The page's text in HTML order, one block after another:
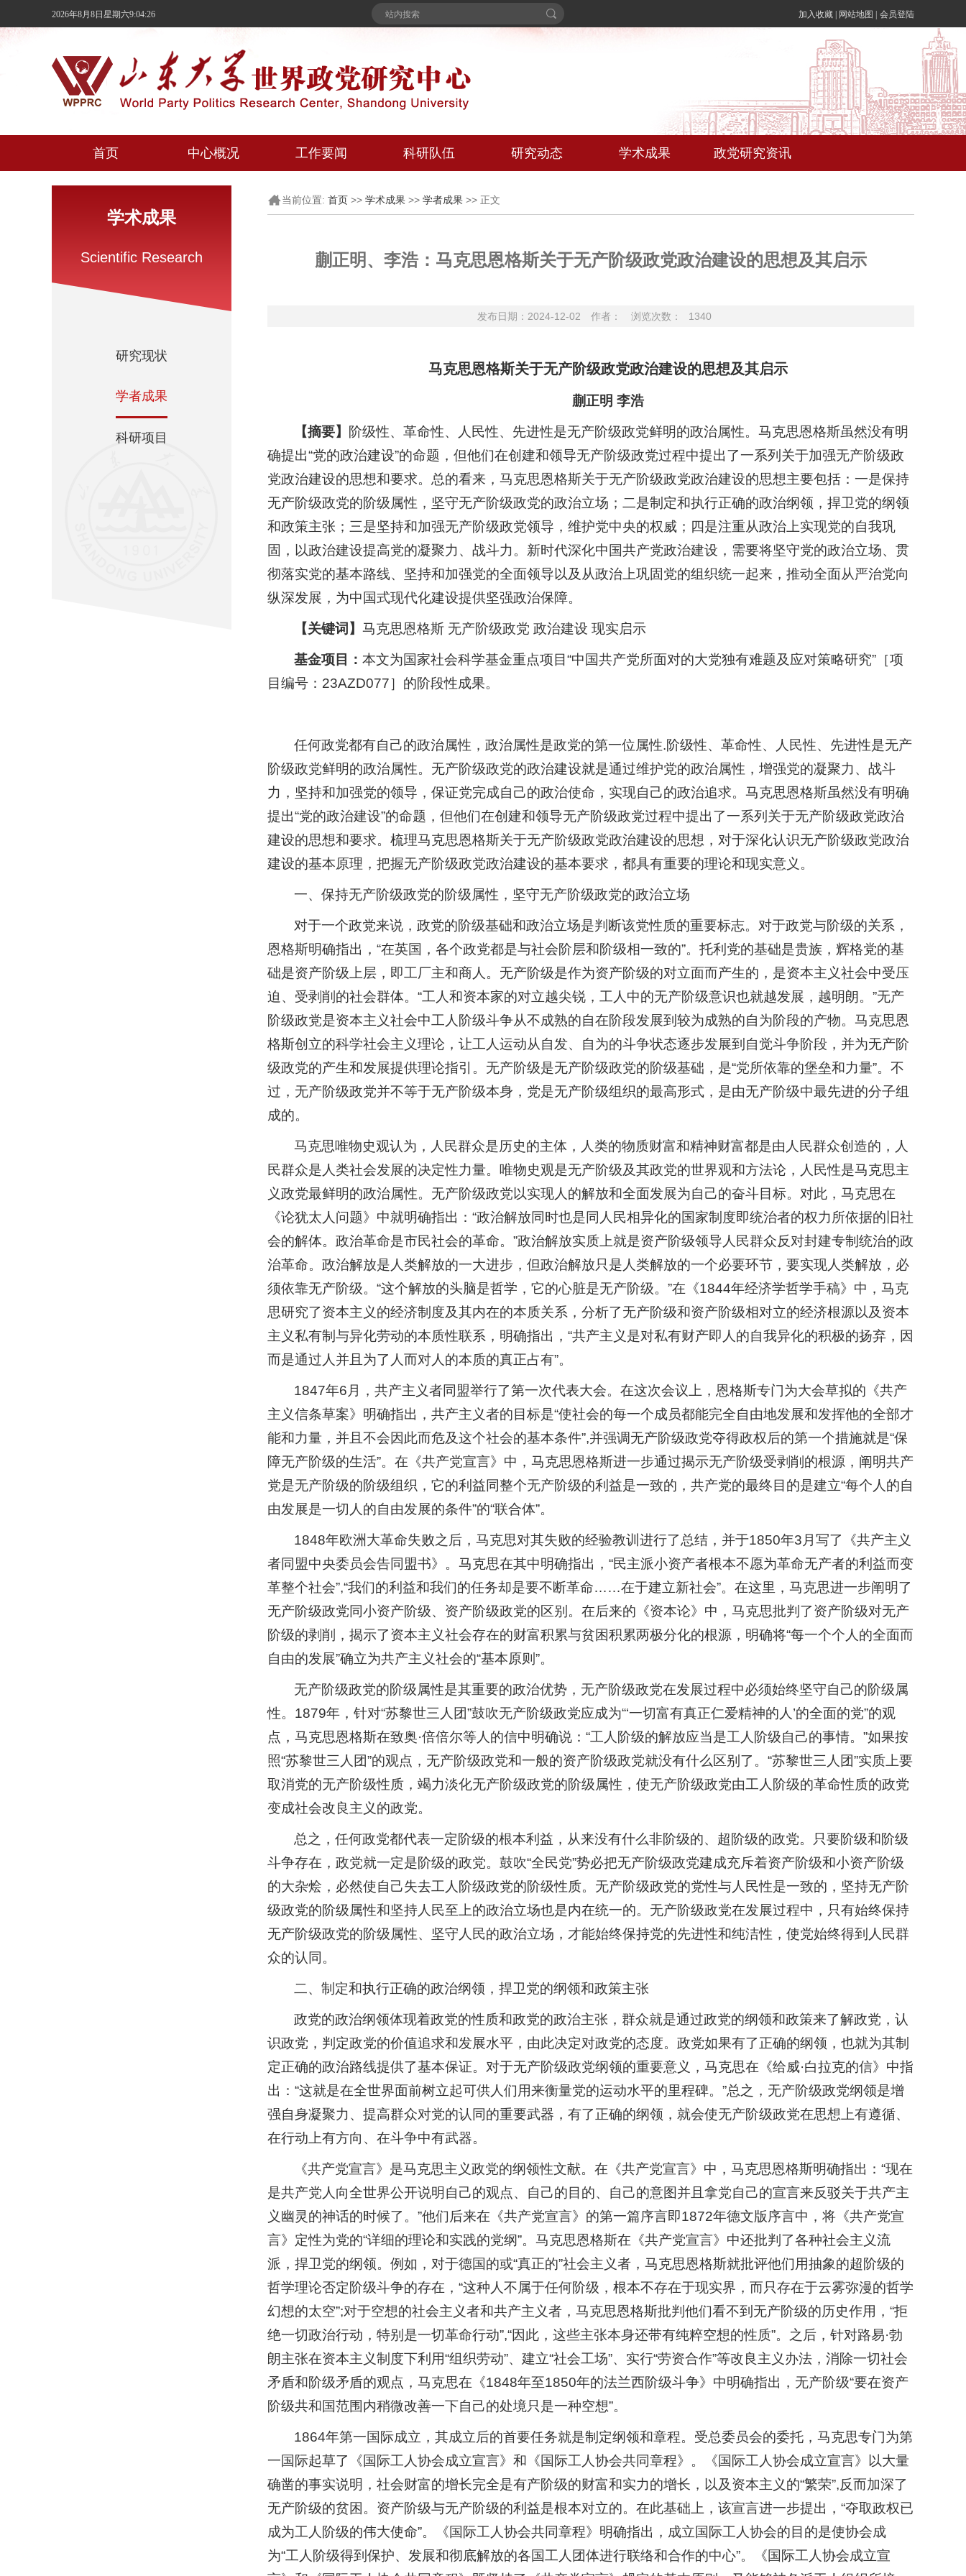
2026年8月8日星期六9:04:27 加入收藏 | 网站地图 | 会员登陆
首页 中心概况 工作要闻 科研队伍 研究动态 学术成果 政党研究资讯
学术成果
Scientific Research
研究现状
学者成果
科研项目
当前位置: 首页 >> 学术成果 >> 学者成果 >> 正文
蒯正明、李浩：马克思恩格斯关于无产阶级政党政治建设的思想及其启示
发布日期：2024-12-02 作者： 浏览次数： 1340
马克思恩格斯关于无产阶级政党政治建设的思想及其启示
蒯正明 李浩
【摘要】 阶级性、革命性、人民性、先进性是无产阶级政党鲜明的政治属性。马克思恩格斯虽然没有明
确提出“党的政治建设”的命题，但他们在创建和领导无产阶级政党过程中提出了一系列关于加强无产阶级政
党政治建设的思想和要求。总的看来，马克思恩格斯关于无产阶级政党政治建设的思想主要包括：一是保持
无产阶级政党的阶级属性，坚守无产阶级政党的政治立场；二是制定和执行正确的政治纲领，捍卫党的纲领
和政策主张；三是坚持和加强无产阶级政党领导，维护党中央的权威；四是注重从政治上实现党的自我巩
固，以政治建设提高党的凝聚力、战斗力。新时代深化中国共产党政治建设，需要将坚守党的政治立场、贯
彻落实党的基本路线、坚持和加强党的全面领导以及从政治上巩固党的组织统一起来，推动全面从严治党向
纵深发展，为中国式现代化建设提供坚强政治保障。
【关键词 】马克思恩格斯 无产阶级政党 政治建设 现实启示
基金项目：本文为国家社会科学基金重点项目“中国共产党所面对的大党独有难题及应对策略研究”［项
目编号：23AZD077］的阶段性成果。
任何政党都有自己的政治属性，政治属性是政党的第一位属性.阶级性、革命性、人民性、先进性是无产
阶级政党鲜明的政治属性。无产阶级政党的政治建设就是通过维护党的政治属性，增强党的凝聚力、战斗
力，坚持和加强党的领导，保证党完成自己的政治使命，实现自己的政治追求。马克思恩格斯虽然没有明确
提出“党的政治建设”的命题，但他们在创建和领导无产阶级政党过程中提出了一系列关于无产阶级政党政治
建设的思想和要求。梳理马克思恩格斯关于无产阶级政党政治建设的思想，对于深化认识无产阶级政党政治
建设的基本原理，把握无产阶级政党政治建设的基本要求，都具有重要的理论和现实意义。
一、保持无产阶级政党的阶级属性，坚守无产阶级政党的政治立场
对于一个政党来说，政党的阶级基础和政治立场是判断该党性质的重要标志。对于政党与阶级的关系，
恩格斯明确指出，“在英国，各个政党都是与社会阶层和阶级相一致的”。托利党的基础是贵族，辉格党的基
础是资产阶级上层，即工厂主和商人。无产阶级是作为资产阶级的对立面而产生的，是资本主义社会中受压
迫、受剥削的社会群体。“工人和资本家的对立越尖锐，工人中的无产阶级意识也就越发展，越明朗。”无产
阶级政党是资本主义社会中工人阶级斗争从不成熟的自在阶段发展到较为成熟的自为阶段的产物。马克思恩
格斯创立的科学社会主义理论，让工人运动从自发、自为的斗争状态逐步发展到自觉斗争阶段，并为无产阶
级政党的产生和发展提供理论指引。无产阶级是无产阶级政党的阶级基础，是“党所依靠的堡垒和力量”。不
过，无产阶级政党并不等于无产阶级本身，党是无产阶级组织的最高形式，是由无产阶级中最先进的分子组
成的。
马克思唯物史观认为，人民群众是历史的主体，人类的物质财富和精神财富都是由人民群众创造的，人
民群众是人类社会发展的决定性力量。唯物史观是无产阶级及其政党的世界观和方法论，人民性是马克思主
义政党最鲜明的政治属性。无产阶级政党以实现人的解放和全面发展为自己的奋斗目标。对此，马克思在
《论犹太人问题》中就明确指出：“政治解放同时也是同人民相异化的国家制度即统治者的权力所依据的旧社
会的解体。政治革命是市民社会的革命。”政治解放实质上就是资产阶级领导人民群众反对封建专制统治的政
治革命。政治解放是人类解放的一大进步，但政治解放只是人类解放的一个必要环节，要实现人类解放，必
须依靠无产阶级。“这个解放的头脑是哲学，它的心脏是无产阶级。”在《1844年经济学哲学手稿》中，马克
思研究了资本主义的经济制度及其内在的本质关系，分析了无产阶级和资产阶级相对立的经济根源以及资本
主义私有制与异化劳动的本质性联系，明确指出，“共产主义是对私有财产即人的自我异化的积极的扬弃，因
而是通过人并且为了人而对人的本质的真正占有”。
1847年6月，共产主义者同盟举行了第一次代表大会。在这次会议上，恩格斯专门为大会草拟的《共产
主义信条草案》明确指出，共产主义者的目标是“使社会的每一个成员都能完全自由地发展和发挥他的全部才
能和力量，并且不会因此而危及这个社会的基本条件”,并强调无产阶级政党夺得政权后的第一个措施就是“保
障无产阶级的生活”。在《共产党宣言》中，马克思恩格斯进一步通过揭示无产阶级受剥削的根源，阐明共产
党是无产阶级的阶级组织，它的利益同整个无产阶级的利益是一致的，共产党的最终目的是建立“每个人的自
由发展是一切人的自由发展的条件”的“联合体”。
1848年欧洲大革命失败之后，马克思对其失败的经验教训进行了总结，并于1850年3月写了《共产主义
者同盟中央委员会告同盟书》。马克思在其中明确指出，“民主派小资产者根本不愿为革命无产者的利益而变
革整个社会”,“我们的利益和我们的任务却是要不断革命……在于建立新社会”。在这里，马克思进一步阐明了
无产阶级政党同小资产阶级、资产阶级政党的区别。在后来的《资本论》中，马克思批判了资产阶级对无产
阶级的剥削，揭示了资本主义社会存在的财富积累与贫困积累两极分化的根源，明确将“每一个个人的全面而
自由的发展”确立为共产主义社会的“基本原则”。
无产阶级政党的阶级属性是其重要的政治优势，无产阶级政党在发展过程中必须始终坚守自己的阶级属
性。1879年，针对“苏黎世三人团”鼓吹无产阶级政党应成为“‘一切富有真正仁爱精神的人’的全面的党”的观
点，马克思恩格斯在致奥·倍倍尔等人的信中明确说：“工人阶级的解放应当是工人阶级自己的事情。”如果按
照“苏黎世三人团”的观点，无产阶级政党和一般的资产阶级政党就没有什么区别了。“苏黎世三人团”实质上要
取消党的无产阶级性质，竭力淡化无产阶级政党的阶级属性，使无产阶级政党由工人阶级的革命性质的政党
变成社会改良主义的政党。
总之，任何政党都代表一定阶级的根本利益，从来没有什么非阶级的、超阶级的政党。只要阶级和阶级
斗争存在，政党就一定是阶级的政党。鼓吹“全民党”势必把无产阶级政党建成充斥着资产阶级和小资产阶级
的大杂烩，必然使自己失去工人阶级政党的阶级性质。无产阶级政党的党性与人民性是一致的，坚持无产阶
级政党的阶级属性和坚持人民至上的政治立场也是内在统一的。无产阶级政党在发展过程中，只有始终保持
无产阶级政党的阶级属性、坚守人民的政治立场，才能始终保持党的先进性和纯洁性，使党始终得到人民群
众的认同。
二、制定和执行正确的政治纲领，捍卫党的纲领和政策主张
政党的政治纲领体现着政党的性质和政党的政治主张，群众就是通过政党的纲领和政策来了解政党，认
识政党，判定政党的价值追求和发展水平，由此决定对政党的态度。政党如果有了正确的纲领，也就为其制
定正确的政治路线提供了基本保证。对于无产阶级政党纲领的重要意义，马克思在《给威·白拉克的信》中指
出：“这就是在全世界面前树立起可供人们用来衡量党的运动水平的里程碑。”总之，无产阶级政党纲领是增
强自身凝聚力、提高群众对党的认同的重要武器，有了正确的纲领，就会使无产阶级政党在思想上有遵循、
在行动上有方向、在斗争中有武器。
《共产党宣言》是马克思主义政党的纲领性文献。在《共产党宣言》中，马克思恩格斯明确指出：“现在
是共产党人向全世界公开说明自己的观点、自己的目的、自己的意图并且拿党自己的宣言来反驳关于共产主
义幽灵的神话的时候了。”他们后来在《共产党宣言》的第一篇序言即1872年德文版序言中，将《共产党宣
言》定性为党的“详细的理论和实践的党纲”。马克思恩格斯在《共产党宣言》中还批判了各种社会主义流
派，捍卫党的纲领。例如，对于德国的或“真正的”社会主义者，马克思恩格斯就批评他们用抽象的超阶级的
哲学理论否定阶级斗争的存在，“这种人不属于任何阶级，根本不存在于现实界，而只存在于云雾弥漫的哲学
幻想的太空”;对于空想的社会主义者和共产主义者，马克思恩格斯批判他们看不到无产阶级的历史作用，“拒
绝一切政治行动，特别是一切革命行动”,“因此，这些主张本身还带有纯粹空想的性质”。之后，针对路易·勃
朗主张在资本主义制度下利用“组织劳动”、建立“社会工场”、实行“劳资合作”等改良主义办法，消除一切社会
矛盾和阶级矛盾的观点，马克思在《1848年至1850年的法兰西阶级斗争》中明确指出，无产阶级“要在资产
阶级共和国范围内稍微改善一下自己的处境只是一种空想”。
1864年第一国际成立，其成立后的首要任务就是制定纲领和章程。受总委员会的委托，马克思专门为第
一国际起草了《国际工人协会成立宣言》和《国际工人协会共同章程》。《国际工人协会成立宣言》以大量
确凿的事实说明，社会财富的增长完全是有产阶级的财富和实力的增长，以及资本主义的“繁荣”,反而加深了
无产阶级的贫困。资产阶级与无产阶级的利益是根本对立的。在此基础上，该宣言进一步提出，“夺取政权已
成为工人阶级的伟大使命”。《国际工人协会共同章程》明确指出，成立国际工人协会的目的是使协会成
为“工人阶级得到保护、发展和彻底解放的各国工人团体进行联络和合作的中心”。《国际工人协会成立宣